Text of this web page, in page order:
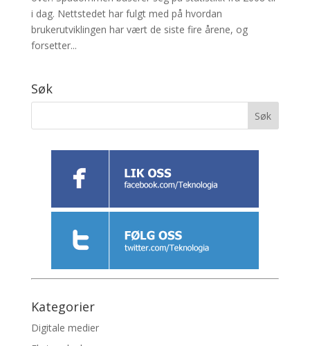
i dag. Nettstedet har fulgt med på hvordan
brukerutviklingen har vært de siste fire årene, og
forsetter...
Søk
Kategorier
Digitale medier